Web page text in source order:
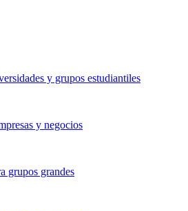
y grupos estudiantiles
y negocios
grupos grandes